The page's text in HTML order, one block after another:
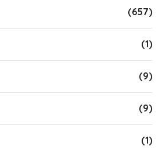
(657)
(1)
(9)
(9)
(1)